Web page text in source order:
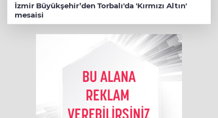
İzmir Büyükşehir’den Torbalı'da 'Kırmızı Altın'
mesaisi